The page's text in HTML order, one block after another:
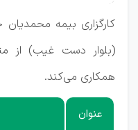
کارگزاری بیمه
(بلوار دست غیب) از
همکاری می‌کند.
عنوان